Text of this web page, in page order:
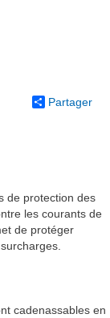
Partager
de protection des
les courants de
de protéger
cadenassables en